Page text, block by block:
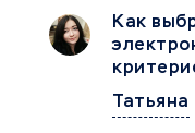
Как
Татьяна